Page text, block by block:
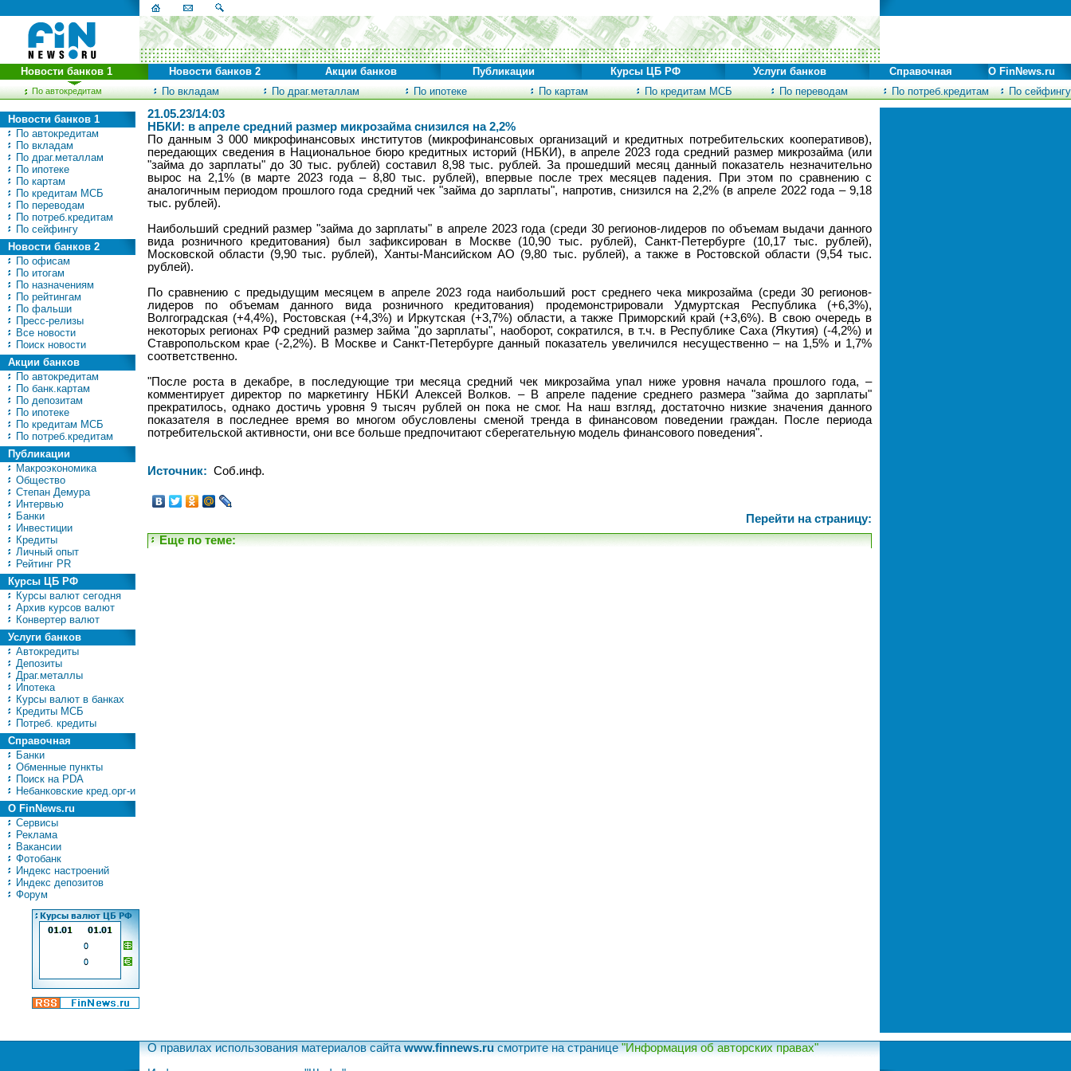
По автокредитам По вкладам По драг.металлам По ипотеке По картам По кредитам МСБ По переводам По потреб.кредитам По сейфингу
Новости банков 1 Новости банков 2 Акции банков Публикации Курсы ЦБ РФ Услуги банков Справочная О FinNews.ru
Новости банков 1
По автокредитам
По вкладам
По драг.металлам
По ипотеке
По картам
По кредитам МСБ
По переводам
По потреб.кредитам
По сейфингу
Новости банков 2
По офисам
По итогам
По назначениям
По рейтингам
По фальши
Пресс-релизы
Все новости
Поиск новости
Акции банков
По автокредитам
По банк.картам
По депозитам
По ипотеке
По кредитам МСБ
По потреб.кредитам
Публикации
Макроэкономика
Общество
Степан Демура
Интервью
Банки
Инвестиции
Кредиты
Личный опыт
Рейтинг PR
Курсы ЦБ РФ
Курсы валют сегодня
Архив курсов валют
Конвертер валют
Услуги банков
Автокредиты
Депозиты
Драг.металлы
Ипотека
Курсы валют в банках
Кредиты МСБ
Потреб. кредиты
Справочная
Банки
Обменные пункты
Поиск на PDA
Небанковские кред.орг-и
О FinNews.ru
Сервисы
Реклама
Вакансии
Фотобанк
Индекс настроений
Индекс депозитов
Форум
21.05.23/14:03
НБКИ: в апреле средний размер микрозайма снизился на 2,2%
По данным 3 000 микрофинансовых институтов (микрофинансовых организаций и кредитных потребительских кооперативов),
передающих сведения в Национальное бюро кредитных историй (НБКИ), в апреле 2023 года средний размер микрозайма (или
"займа до зарплаты" до 30 тыс. рублей) составил 8,98 тыс. рублей. За прошедший месяц данный показатель незначительно
вырос на 2,1% (в марте 2023 года – 8,80 тыс. рублей), впервые после трех месяцев падения. При этом по сравнению с
аналогичным периодом прошлого года средний чек "займа до зарплаты", напротив, снизился на 2,2% (в апреле 2022 года – 9,18
тыс. рублей).
Наибольший средний размер "займа до зарплаты" в апреле 2023 года (среди 30 регионов-лидеров по объемам выдачи данного
вида розничного кредитования) был зафиксирован в Москве (10,90 тыс. рублей), Санкт-Петербурге (10,17 тыс. рублей),
Московской области (9,90 тыс. рублей), Ханты-Мансийском АО (9,80 тыс. рублей), а также в Ростовской области (9,54 тыс.
рублей).
По сравнению с предыдущим месяцем в апреле 2023 года наибольший рост среднего чека микрозайма (среди 30 регионов-
лидеров по объемам данного вида розничного кредитования) продемонстрировали Удмуртская Республика (+6,3%),
Волгоградская (+4,4%), Ростовская (+4,3%) и Иркутская (+3,7%) области, а также Приморский край (+3,6%). В свою очередь в
некоторых регионах РФ средний размер займа "до зарплаты", наоборот, сократился, в т.ч. в Республике Саха (Якутия) (-4,2%) и
Ставропольском крае (-2,2%). В Москве и Санкт-Петербурге данный показатель увеличился несущественно – на 1,5% и 1,7%
соответственно.
"После роста в декабре, в последующие три месяца средний чек микрозайма упал ниже уровня начала прошлого года, –
комментирует директор по маркетингу НБКИ Алексей Волков. – В апреле падение среднего размера "займа до зарплаты"
прекратилось, однако достичь уровня 9 тысяч рублей он пока не смог. На наш взгляд, достаточно низкие значения данного
показателя в последнее время во многом обусловлены сменой тренда в финансовом поведении граждан. После периода
потребительской активности, они все больше предпочитают сберегательную модель финансового поведения".
Источник: Соб.инф.
Перейти на страницу:
Еще по теме:
О правилах использования материалов сайтаwww.finnews.ruсмотрите на странице"Информация об авторских правах"